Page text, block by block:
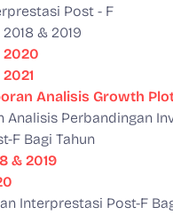
Post - F
2018 & 2019
2020
2021
Analisis Growth
Analisis Perbandingan
F Bagi Tahun
& 2019
Interprestasi Post-F